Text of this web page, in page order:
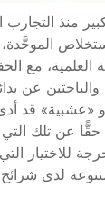
منذ التجارب
العلمية،
عن
«عشبية» قد
حقًّا عن تلك
للاختيار
لدى